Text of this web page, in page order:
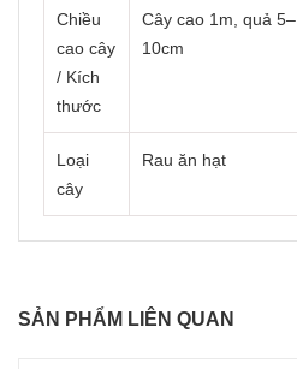
Chiều
cao cây
/ Kích
thước
Cây cao 1m, quả 5–
10cm
Loại
cây
Rau ăn hạt
SẢN PHẨM LIÊN QUAN